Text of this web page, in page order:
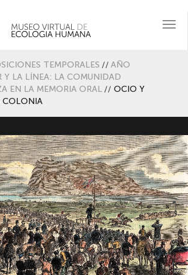
TEMPORALES // AÑO
Y LA LÍNEA: LA COMUNIDAD
EN LA MEMORIA ORAL // OCIO Y
COLONIA